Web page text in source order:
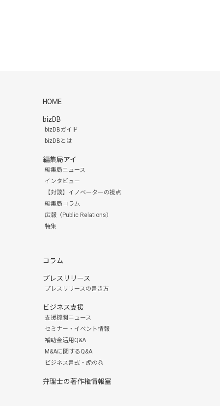
HOME
bizDB
bizDBガイド
bizDBとは
編集局アイ
編集局ニュース
インタビュー
【対談】イノベーターの視点
編集局コラム
広報（Public Relations）
特集
コラム
プレスリリース
プレスリリースの書き方
ビジネス支援
支援機関ニュース
セミナー・イベント情報
補助金活用Q&A
M&Aに関するQ&A
ビジネス書式・虎の巻
弁理士の著作権情報室